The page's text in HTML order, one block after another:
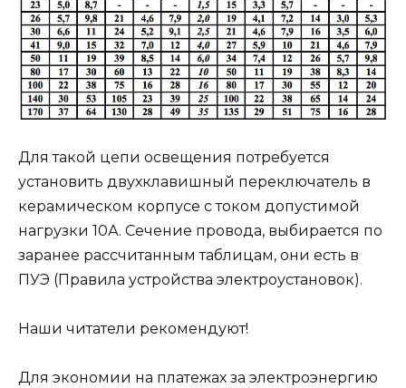
Для такой цепи освещения потребуется
установить двухклавишный переключатель в
керамическом корпусе с током допустимой
нагрузки 10А. Сечение провода, выбирается по
заранее рассчитанным таблицам, они есть в
ПУЭ (Правила устройства электроустановок).
Наши читатели рекомендуют!
Для экономии на платежах за электроэнергию